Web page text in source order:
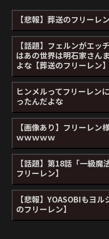
【悲報】葬送のフリーレ
【話題】フェルンがエッ
はあの世界は明石家さん
よな【葬送のフリーレン】
ヒンメルってフリーレン
ったんだよな
【画像あり】フリーレン
ｗｗｗｗｗ
【話題】第18話「一級
フリーレン】
【悲報】YOASOBIもヨ
のフリーレン】